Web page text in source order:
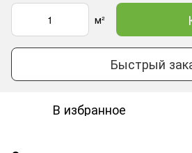
м²
Быстрый
В избранное